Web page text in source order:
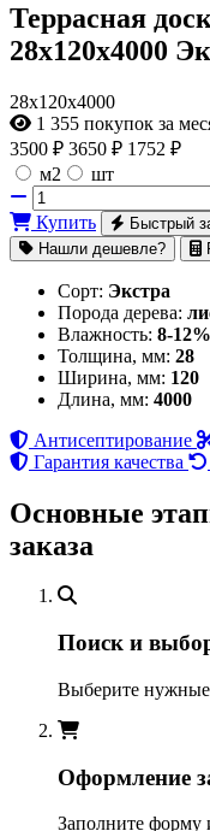
Террасная
28х120х4000
28х120х4000
1 355 покупок за
3500 ₽ 3650 ₽ 1752 ₽
м2
шт
Купить
Быстрый
Нашли дешевле?
Сорт: Экстра
Порода дерева:
Влажность: 8-12%
Толщина, мм: 28
Ширина, мм: 120
Длина, мм: 4000
Антисептирование
Гарантия качества
Основные
заказа
Поиск и
Выберите нужные
Оформление
Заполните форму